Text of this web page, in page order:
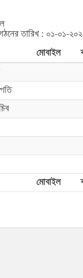
তারিখ : ০১-০১-
মোবাইল
মোবাইল